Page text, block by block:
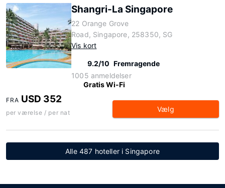
Shangri-La Singapore
22 Orange Grove
Road, Singapore, 258350, SG
Vis kort
9.2/10 Fremragende
1005 anmeldelser
Gratis Wi-Fi
FRA USD 352
per værelse / per nat Vælg
Alle 487 hoteller i Singapore